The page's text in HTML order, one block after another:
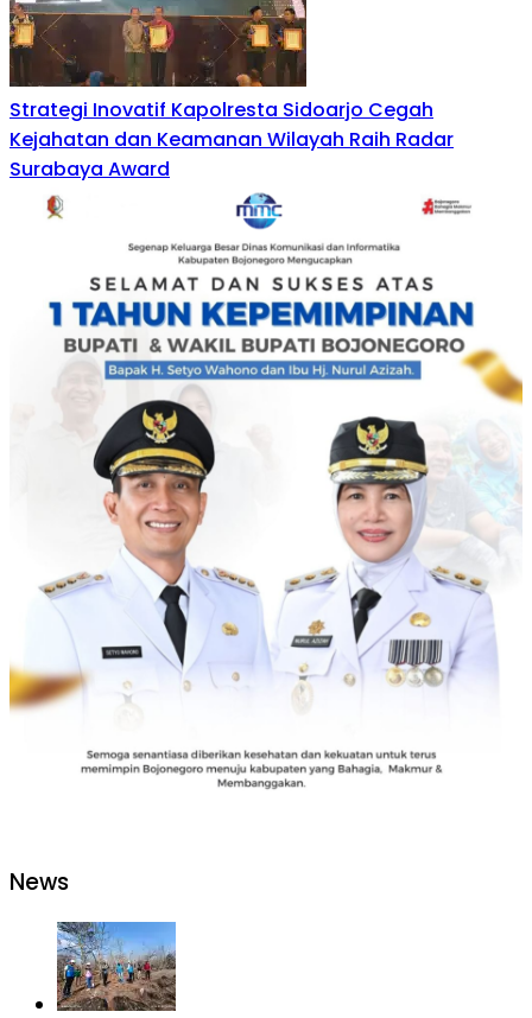
Strategi Inovatif Kapolresta Sidoarjo Cegah
Kejahatan dan Keamanan Wilayah Raih Radar
Surabaya Award
News